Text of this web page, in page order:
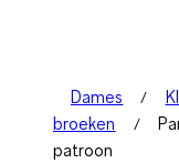
Dames
broeken
patroon